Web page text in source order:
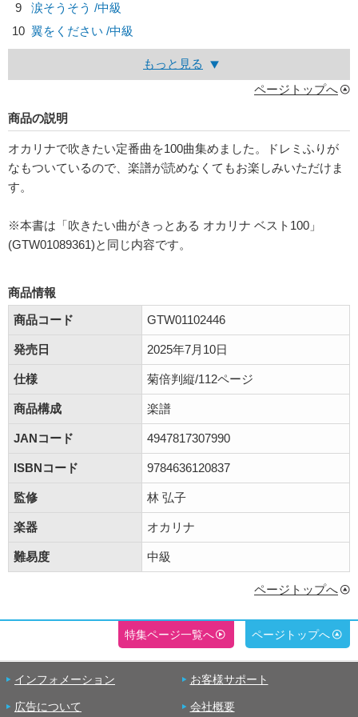
9
涙そうそう /中級
10 翼をください /中級
もっと見る
ページトップへ
商品の説明
オカリナで吹きたい定番曲を100曲集めました。ドレミふりが
なもついているので、楽譜が読めなくてもお楽しみいただけま
す。
※本書は「吹きたい曲がきっとある オカリナ ベスト100」
(GTW01089361)と同じ内容です。
商品情報
商品コード
GTW01102446
発売日 2025年7月10日
仕様 菊倍判縦/112ページ
商品構成 楽譜
JANコード 4947817307990
ISBNコード 9784636120837
監修 林 弘子
楽器 オカリナ
難易度 中級
ページトップへ
特集ページ一覧へ ページトップへ
インフォメーション お客様サポート
広告について 会社概要